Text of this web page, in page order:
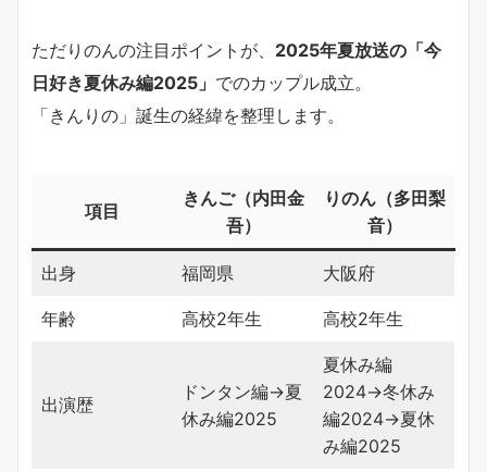
ただりのんの注目ポイントが、 2025年夏放送の「今
日好き夏休み編2025」 でのカップル成立。
「きんりの」誕生の経緯を整理します。
項目
きんご（内田金
吾）
りのん（多田梨
音）
出身 福岡県 大阪府
年齢 高校2年生 高校2年生
出演歴
ドンタン編→夏
休み編2025
夏休み編
2024→冬休み
編2024→夏休
み編2025